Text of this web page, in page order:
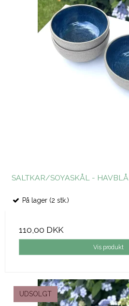
SALTKAR/SOYASKÅL - HAVBLÅ
På lager (2 stk.)
110,00 DKK
Vis produkt
UDSOLGT